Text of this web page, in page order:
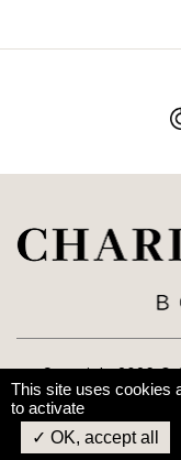
Copyright 2026 ©
This site uses cookies
to activate
OK, accept all